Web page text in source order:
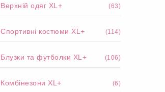
Верхній одяг XL+ (63)
Спортивні костюми XL+ (114)
Блузки та футболки XL+ (106)
Комбінезони XL+ (6)